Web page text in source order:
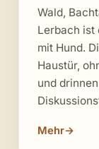
Wald,
Lerbach ist
mit Hund.
Haustür,
und
Mehr→